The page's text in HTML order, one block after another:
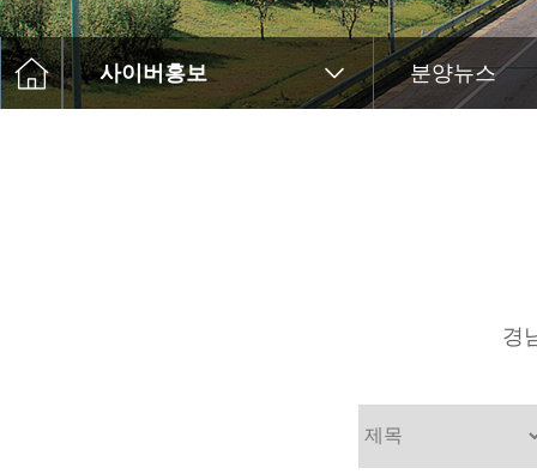
사이버홍보 분양뉴스
경